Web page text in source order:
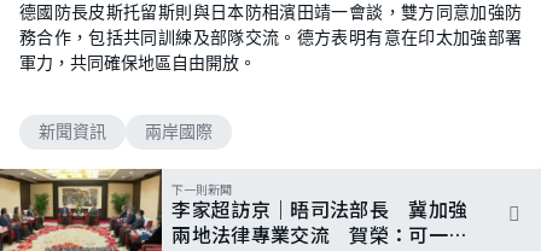
德國防長皮斯托留斯則與日本防相濱田靖一會談，雙方同意加強防
務合作，包括共同訓練及部隊交流。德方表明有意在印太加強部署
軍力，共同確保地區自由開放。
新聞資訊 兩岸國際
下一則新聞
李家超訪京｜晤司法部長 冀加強
兩地法律專業交流 賀榮：可一同